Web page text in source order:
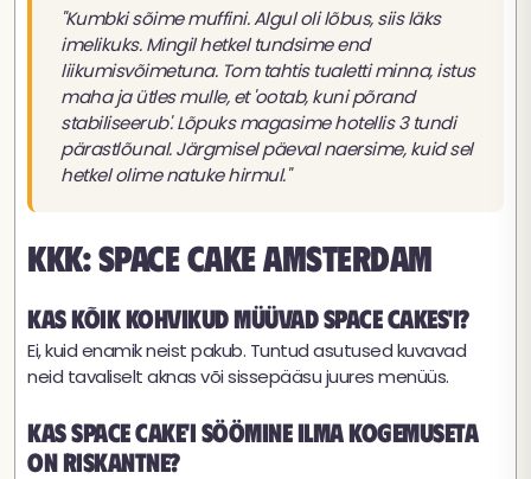
"Kumbki sõime muffini. Algul oli lõbus, siis läks
imelikuks. Mingil hetkel tundsime end
liikumisvõimetuna. Tom tahtis tualetti minna, istus
maha ja ütles mulle, et 'ootab, kuni põrand
stabiliseerub'. Lõpuks magasime hotellis 3 tundi
pärastlõunal. Järgmisel päeval naersime, kuid sel
hetkel olime natuke hirmul."
KKK: Space Cake Amsterdam
Kas kõik kohvikud müüvad space cakes'i?
Ei, kuid enamik neist pakub. Tuntud asutused kuvavad
neid tavaliselt aknas või sissepääsu juures menüüs.
Kas space cake'i söömine ilma kogemuseta
on riskantne?